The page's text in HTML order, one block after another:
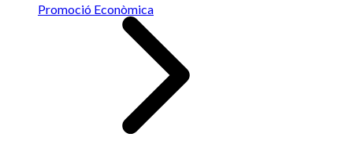
Promoció Econòmica